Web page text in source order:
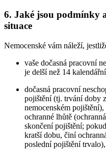
6. Jaké jsou podmínky
situace
Nemocenské vám náleží,
vaše dočasná pracovní
je delší než 14
dočasná pracovní
pojištění (tj. trvání doby
nemocenském
ochranné lhůtě
skončení pojištění;
kratší dobu, činí
poslední pojištění trvalo),